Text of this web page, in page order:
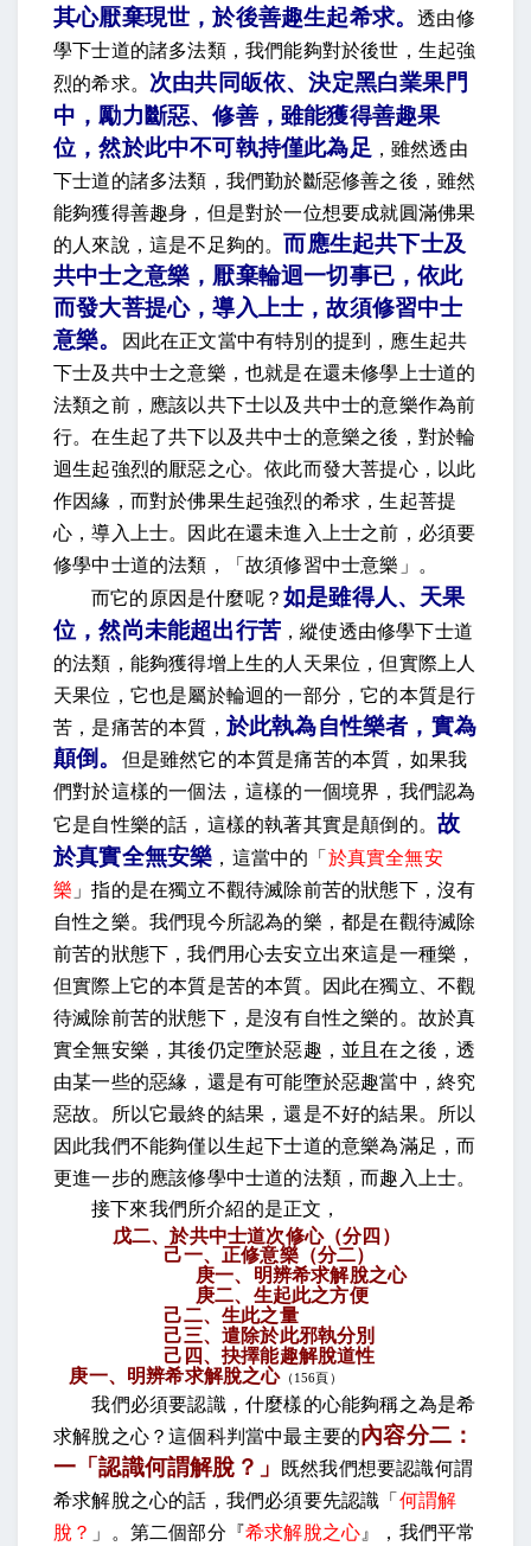
其心厭棄現世，於後善趣生起希求。透由修
學下士道的諸多法類，我們能夠對於後世，生起強
烈的希求。 次由共同皈依、決定黑白業果門
中，勵力斷惡、修善，雖能獲得善趣果
位，然於此中不可執持僅此為足 ，雖然透由
下士道的諸多法類，我們勤於斷惡修善之後，雖然
能夠獲得善趣身，但是對於一位想要成就圓滿佛果
的人來說，這是不足夠的。 而應生起共下士及
共中士之意樂，厭棄輪迴一切事已，依此
而發大菩提心，導入上士，故須修習中士
意樂。
因此在正文當中有特別的提到，應生起共
下士及共中士之意樂，也就是在還未修學上士道的
法類之前，應該以共下士以及共中士的意樂作為前
行。在生起了共下以及共中士的意樂之後，對於輪
迴生起強烈的厭惡之心。依此而發大菩提心，以此
作因緣，而對於佛果生起強烈的希求，生起菩提
心，導入上士。因此在還未進入上士之前，必須要
修學中士道的法類，「故須修習中士意樂」。
而它的原因是什麼呢？ 如是雖得人、天果
位，然尚未能超出行苦 ，縱使透由修學下士道
的法類，能夠獲得增上生的人天果位，但實際上人
天果位，它也是屬於輪迴的一部分，它的本質是行
苦，是痛苦的本質， 於此執為自性樂者，實為
顛倒 。
但是雖然它的本質是痛苦的本質，如果我
們對於這樣的一個法，這樣的一個境界，我們認為
它是自性樂的話，這樣的執著其實是顛倒的。故
於真實全無安樂 ，這當中的「 於真實全無安
樂 」指的是在獨立不觀待滅除前苦的狀態下，沒有
自性之樂。我們現今所認為的樂，都是在觀待滅除
前苦的狀態下，我們用心去安立出來這是一種樂，
但實際上它的本質是苦的本質。因此在獨立、不觀
待滅除前苦的狀態下，是沒有自性之樂的。故於真
實全無安樂，其後仍定墮於惡趣，並且在之後，透
由某一些的惡緣，還是有可能墮於惡趣當中，終究
惡故。所以它最終的結果，還是不好的結果。所以
因此我們不能夠僅以生起下士道的意樂為滿足，而
更進一步的應該修學中士道的法類，而趣入上士。
接下來我們所介紹的是正文，
戊二、於共中士道次修心（分四）
己一、正修意樂（分二）
庚一、明辨希求解脫之心
庚二、生起此之方便
己二、生此之量
己三、遣除於此邪執分別
己四、抉擇能趣解脫道性
庚一、明辨希求解脫之心（156頁）
我們必須要認識，什麼樣的心能夠稱之為是希
求解脫之心？這個科判當中最主要的內容分二：
一「認識何謂解脫？」
既然我們想要認識何謂
希求解脫之心的話，我們必須要先認識「 何謂解
脫？ 」。第二個部分『希求解脫之心 』，我們平常